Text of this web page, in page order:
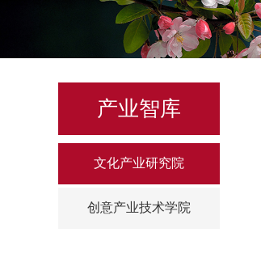
产业智库
文化产业研究院
创意产业技术学院